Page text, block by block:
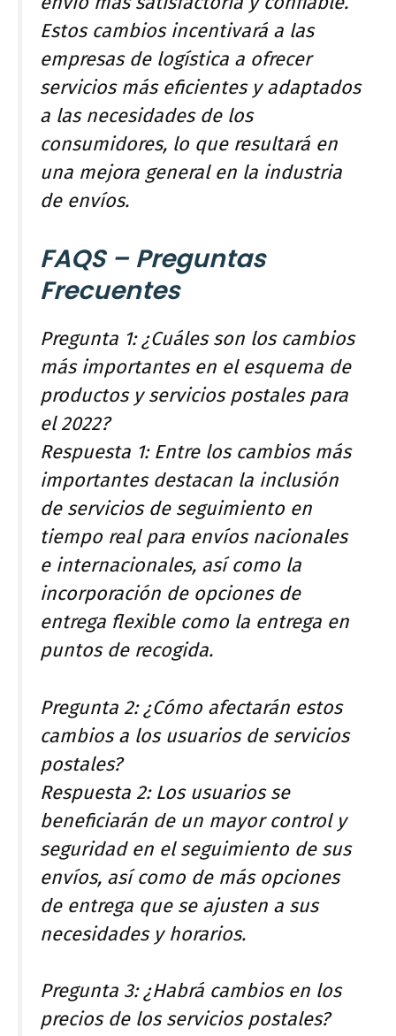
Estos cambios incentivará a las
empresas de logística a ofrecer
servicios más eficientes y adaptados
a las necesidades de los
consumidores, lo que resultará en
una mejora general en la industria
de envíos.
FAQS – Preguntas
Frecuentes
Pregunta 1: ¿Cuáles son los cambios
más importantes en el esquema de
productos y servicios postales para
el 2022?
Respuesta 1: Entre los cambios más
importantes destacan la inclusión
de servicios de seguimiento en
tiempo real para envíos nacionales
e internacionales, así como la
incorporación de opciones de
entrega flexible como la entrega en
puntos de recogida.
Pregunta 2: ¿Cómo afectarán estos
cambios a los usuarios de servicios
postales?
Respuesta 2: Los usuarios se
beneficiarán de un mayor control y
seguridad en el seguimiento de sus
envíos, así como de más opciones
de entrega que se ajusten a sus
necesidades y horarios.
Pregunta 3: ¿Habrá cambios en los
precios de los servicios postales?